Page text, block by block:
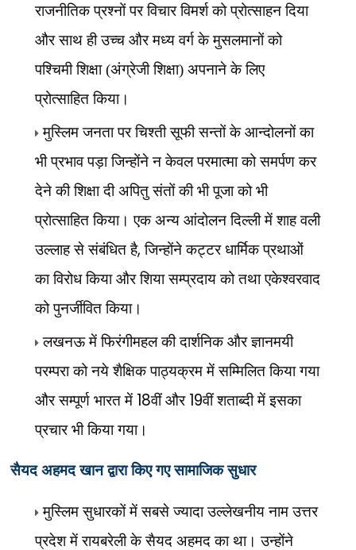
राजनीतिक प्रश्नों पर विचार विमर्श को प्रोत्साहन दिया
और साथ ही उच्च और मध्य वर्ग के मुसलमानों को
पश्चिमी शिक्षा (अंग्रेजी शिक्षा) अपनाने के लिए
प्रोत्साहित किया।
मुस्लिम जनता पर चिश्ती सूफी सन्तों के आन्दोलनों का
भी प्रभाव पड़ा जिन्होंने न केवल परमात्मा को समर्पण कर
देने की शिक्षा दी अपितु संतों की भी पूजा को भी
प्रोत्साहित किया। एक अन्य आंदोलन दिल्ली में शाह वली
उल्लाह से संबंधित है,जिन्होंने कट्टर धार्मिक प्रथाओं
का विरोध किया और शिया सम्प्रदाय को तथा एकेश्वरवाद
को पुनर्जीवित किया।
लखनऊ में फिरंगीमहल की दार्शनिक और ज्ञानमयी
परम्परा को नये शैक्षिक पाठ्यक्रम में सम्मिलित किया गया
और सम्पूर्ण भारत में 18वीं और 19वीं शताब्दी में इसका
प्रचार भी किया गया।
सैयद अहमद खान द्वारा किए गए सामाजिक सुधार
मुस्लिम सुधारकों में सबसे ज्यादा उल्लेखनीय नाम उत्तर
प्रदेश में रायबरेली के सैयद अहमद का था। उन्होंने